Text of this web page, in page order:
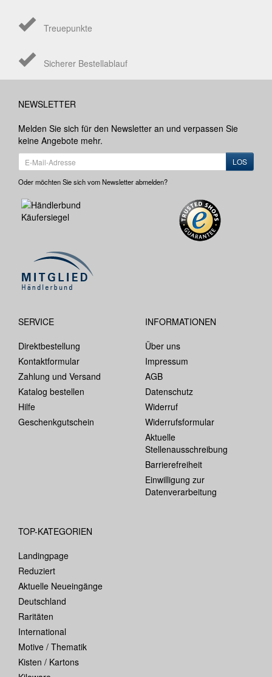
Treuepunkte
Sicherer Bestellablauf
NEWSLETTER
Melden Sie sich für den Newsletter an und verpassen Sie
keine Angebote mehr.
LOS
Oder möchten Sie sich vom Newsletter abmelden?
SERVICE
Direktbestellung
Kontaktformular
Zahlung und Versand
Katalog bestellen
Hilfe
Geschenkgutschein
INFORMATIONEN
Über uns
Impressum
AGB
Datenschutz
Widerruf
Widerrufsformular
Aktuelle
Stellenausschreibung
Barrierefreiheit
Einwilligung zur
Datenverarbeitung
TOP-KATEGORIEN
Landingpage
Reduziert
Aktuelle Neueingänge
Deutschland
Raritäten
International
Motive / Thematik
Kisten / Kartons